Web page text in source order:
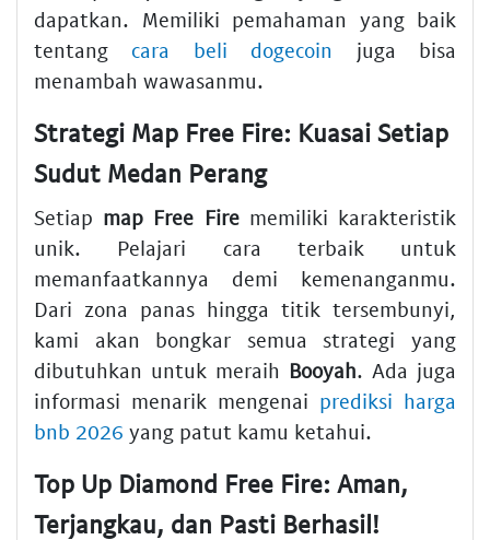
dapatkan. Memiliki pemahaman yang baik
tentang cara beli dogecoin juga bisa
menambah wawasanmu.
Strategi Map Free Fire: Kuasai Setiap
Sudut Medan Perang
Setiap map Free Firememiliki karakteristik
unik. Pelajari cara terbaik untuk
memanfaatkannya demi kemenanganmu.
Dari zona panas hingga titik tersembunyi,
kami akan bongkar semua strategi yang
dibutuhkan untuk meraih Booyah. Ada juga
informasi menarik mengenai prediksi harga
bnb 2026 yang patut kamu ketahui.
Top Up Diamond Free Fire: Aman,
Terjangkau, dan Pasti Berhasil!